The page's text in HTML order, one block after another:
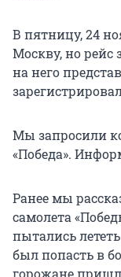
В пятницу, 24
Москву, но рейс
на него
Мы запросили
«Победа».
Ранее мы
самолета
пытались
был попасть в
горожане